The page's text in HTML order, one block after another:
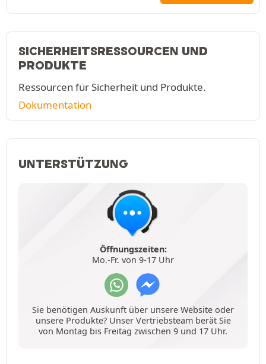
SICHERHEITSRESSOURCEN UND
PRODUKTE
Ressourcen für Sicherheit und Produkte.
Dokumentation
UNTERSTÜTZUNG
Öffnungszeiten:
Mo.-Fr. von 9-17 Uhr
Sie benötigen Auskunft über unsere Website oder
unsere Produkte? Unser Vertriebsteam berät Sie
von Montag bis Freitag zwischen 9 und 17 Uhr.